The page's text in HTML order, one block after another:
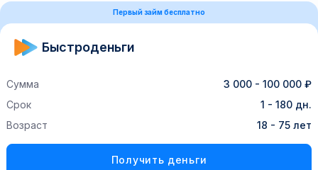
Первый займ бесплатно
Быстроденьги
Сумма
3 000 - 100 000 ₽
Срок
1 - 180 дн.
Возраст
18 - 75 лет
Получить деньги